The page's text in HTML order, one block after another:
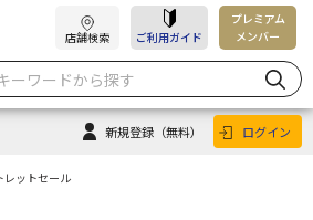
店舗検索 ご利用ガイド
プレミアム
メンバー
新規登録 （無料） ログイン
レットセール